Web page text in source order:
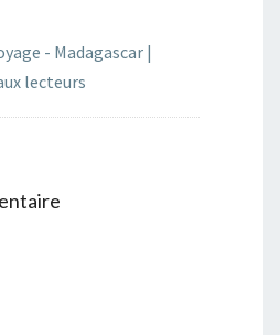
- Madagascar |
lecteurs